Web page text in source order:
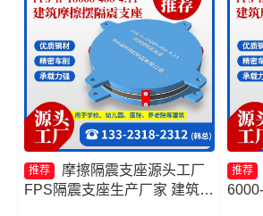
推荐
摩擦隔震支座源头工厂
FPS隔震支座生产厂家 建筑摩
推荐